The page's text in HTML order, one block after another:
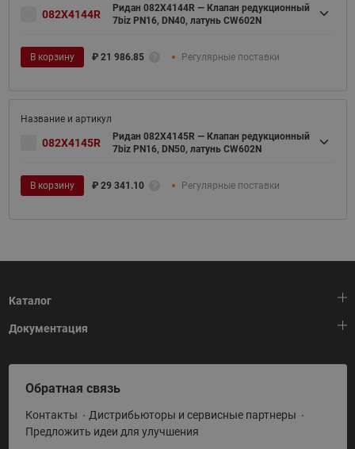
082X4144R
Ридан 082X4144R — Клапан редукционный
7biz PN16, DN40, латунь CW602N
В корзину ₽ 21 986.85 Регулярные поставки
082X4145R
Ридан 082X4145R — Клапан редукционный
7biz PN16, DN50, латунь CW602N
В корзину ₽ 29 341.10 Регулярные поставки
Каталог
Тепловая автоматика
Холодильная техника
Приводная техника
Промышленная автоматика
Документация
HeatPlatform (Тепловая платформа)
Полезные программы и инструменты
Условия поставки
Обратная связь
Контакты
Дистрибьюторы и сервисные партнеры
Предложить идеи для улучшения